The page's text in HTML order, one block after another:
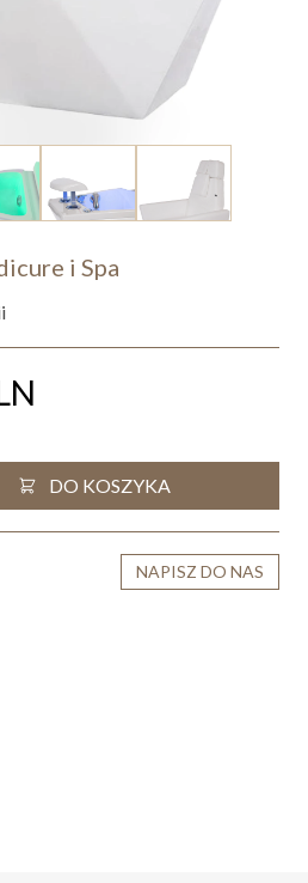
i Spa
DO KOSZYKA
NAPISZ DO NAS